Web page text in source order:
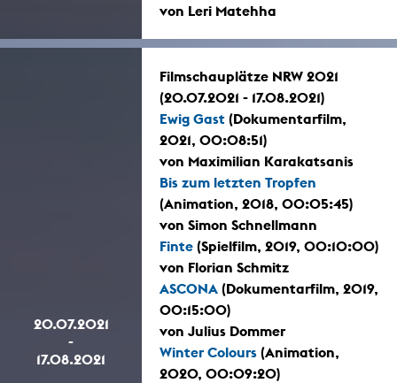
von Leri Matehha
20.07.2021
-
17.08.2021
Filmschauplätze NRW 2021
(20.07.2021 - 17.08.2021)
Ewig Gast (Dokumentarfilm,
2021, 00:08:51)
von Maximilian Karakatsanis
Bis zum letzten Tropfen
(Animation, 2018, 00:05:45)
von Simon Schnellmann
Finte (Spielfilm, 2019, 00:10:00)
von Florian Schmitz
ASCONA (Dokumentarfilm, 2019,
00:15:00)
von Julius Dommer
Winter Colours (Animation,
2020, 00:09:20)